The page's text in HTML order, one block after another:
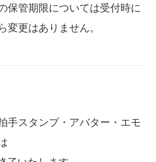
保管期限については受付時に
変更はありません。
手スタンプ・アバター・エモ